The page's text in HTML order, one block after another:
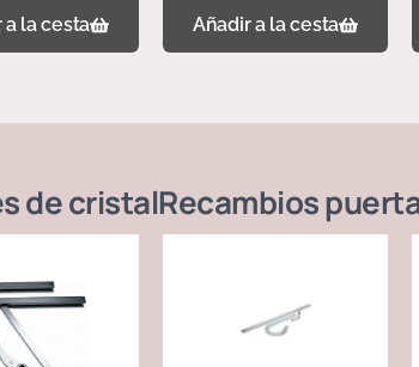
a la cesta Añadir a la cesta
de cristalRecambios